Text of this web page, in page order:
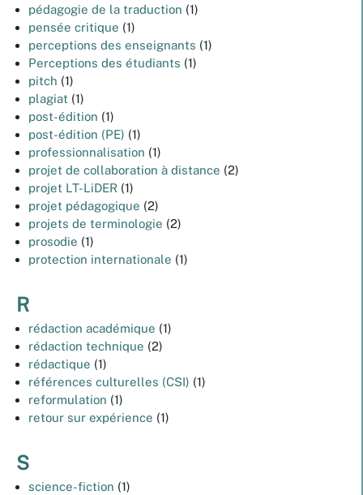
pédagogie de la traduction (1)
pensée critique (1)
perceptions des enseignants (1)
Perceptions des étudiants (1)
pitch (1)
plagiat (1)
post-édition (1)
post-édition (PE) (1)
professionnalisation (1)
projet de collaboration à distance (2)
projet LT-LiDER (1)
projet pédagogique (2)
projets de terminologie (2)
prosodie (1)
protection internationale (1)
R
rédaction académique (1)
rédaction technique (2)
rédactique (1)
références culturelles (CSI) (1)
reformulation (1)
retour sur expérience (1)
S
science-fiction (1)